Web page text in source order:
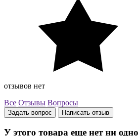
отзывов нет
Все Отзывы Вопросы
Задать вопрос Написать отзыв
У этого товара еще нет ни